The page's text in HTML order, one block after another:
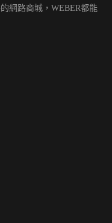
網路商城，WEBER都能